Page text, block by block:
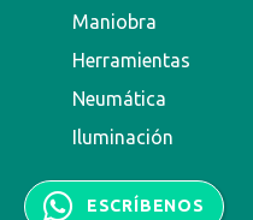
Maniobra
Herramientas
Neumática
Iluminación
ESCRÍBENOS